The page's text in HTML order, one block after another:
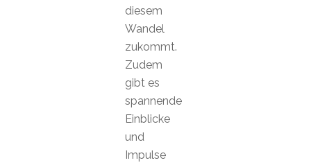
diesem
Wandel
zukommt.
Zudem
gibt es
spannende
Einblicke
und
Impulse